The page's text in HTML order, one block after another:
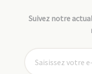
Suivez notre